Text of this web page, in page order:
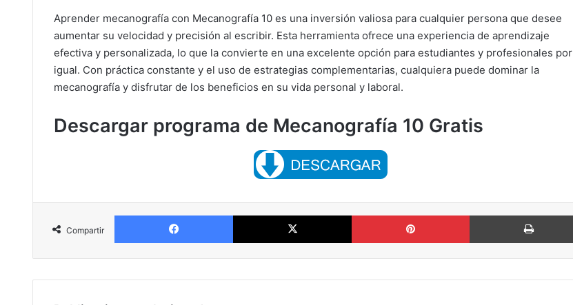
Aprender mecanografía con Mecanografía 10 es una inversión valiosa para cualquier persona que desee
aumentar su velocidad y precisión al escribir. Esta herramienta ofrece una experiencia de aprendizaje
efectiva y personalizada, lo que la convierte en una excelente opción para estudiantes y profesionales por
igual. Con práctica constante y el uso de estrategias complementarias, cualquiera puede dominar la
mecanografía y disfrutar de los beneficios en su vida personal y laboral.
Descargar programa de Mecanografía 10 Gratis
Compartir
Facebook X Pinterest